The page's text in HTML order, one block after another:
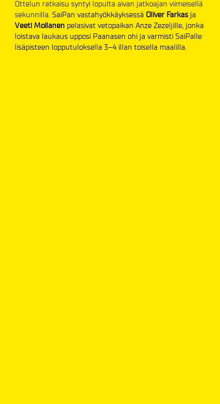
Ottelun ratkaisu syntyi lopulta aivan jatkoajan viimeisellä
sekunnilla. SaiPan vastahyökkäyksessä Oliver Farkas ja
Veeti Moilanen pelasivat vetopaikan Anze Zezeljille, jonka
loistava laukaus upposi Paanasen ohi ja varmisti SaiPalle
lisäpisteen lopputuloksella 3–4 illan toisella maalilla.